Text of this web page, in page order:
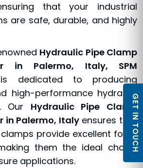
that your industrial
are safe, durable, and highly
Hydraulic Pipe Clamp
in Palermo, Italy, SPM
dedicated to producing
high-performance hydraulic
Our Hydraulic Pipe Clamp
in Palermo, Italyensures that
provide excellent force
them the ideal choice
applications.
GET IN TOUCH